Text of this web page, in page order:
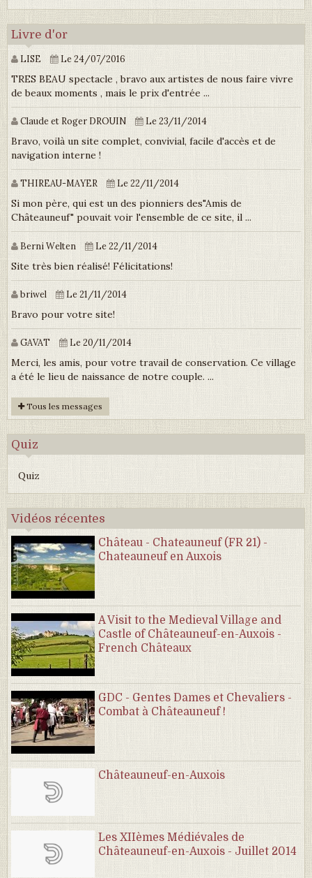
Livre d'or
LISE Le 24/07/2016
TRES BEAU spectacle , bravo aux artistes de nous faire vivre
de beaux moments , mais le prix d'entrée ...
Claude et Roger DROUIN Le 23/11/2014
Bravo, voilà un site complet, convivial, facile d'accès et de
navigation interne !
THIREAU-MAYER Le 22/11/2014
Si mon père, qui est un des pionniers des"Amis de
Châteauneuf" pouvait voir l'ensemble de ce site, il ...
Berni Welten Le 22/11/2014
Site très bien réalisé! Félicitations!
briwel Le 21/11/2014
Bravo pour votre site!
GAVAT Le 20/11/2014
Merci, les amis, pour votre travail de conservation. Ce village
a été le lieu de naissance de notre couple. ...
Tous les messages
Quiz
Quiz
Vidéos récentes
Château - Chateauneuf (FR 21) -
Chateauneuf en Auxois
A Visit to the Medieval Village and
Castle of Châteauneuf-en-Auxois -
French Châteaux
GDC - Gentes Dames et Chevaliers -
Combat à Châteauneuf !
Châteauneuf-en-Auxois
Les XIIèmes Médiévales de
Châteauneuf-en-Auxois - Juillet 2014